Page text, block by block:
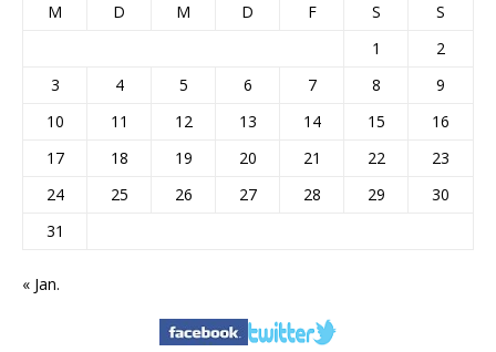
M D M D F S
S
1
2
3
4 5 6 7 8
9
10
11 12 13 14 15
16
17
18 19 20 21 22
23
24
25 26 27 28 29
30
31
« Jan.